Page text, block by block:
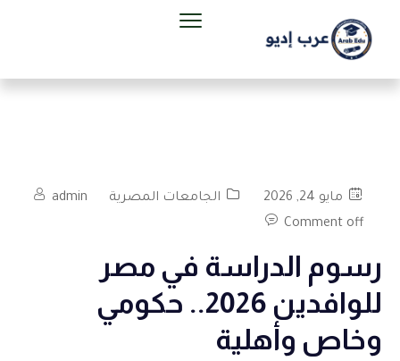
مايو 24, 2026 الجامعات المصرية
admin
Comment off
رسوم الدراسة في مصر
للوافدين 2026.. حكومي
وخاص وأهلية